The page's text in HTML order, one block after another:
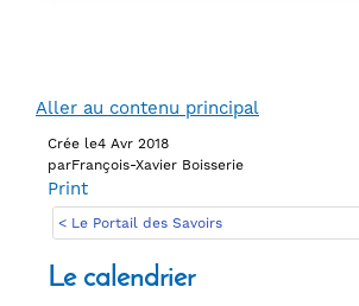
Aller au contenu principal
Crée le4 Avr 2018
parFrançois-Xavier Boisserie
Print
< Le Portail des Savoirs
Le calendrier